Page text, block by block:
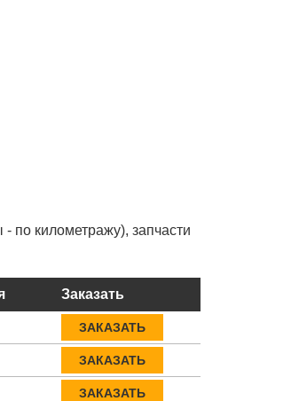
по километражу), запчасти
Заказать
ЗАКАЗАТЬ
ЗАКАЗАТЬ
ЗАКАЗАТЬ